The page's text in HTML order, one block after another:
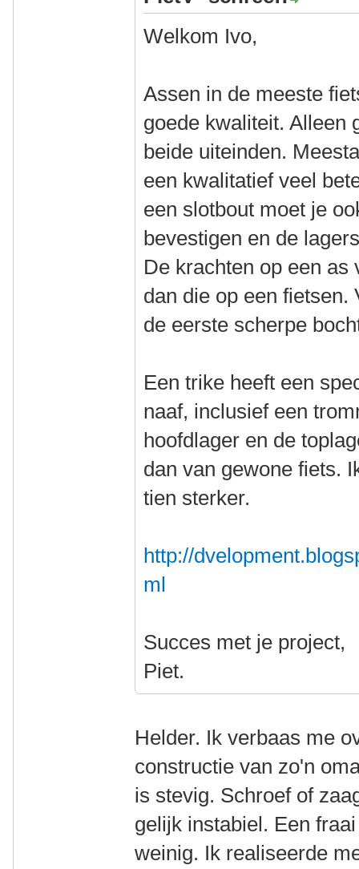
Welkom Ivo,
Assen in de meeste
goede kwaliteit. Alleen
beide uiteinden.
een kwalitatief veel
een slotbout moet je
bevestigen en de
De krachten op een
dan die op een
de eerste scherpe
Een trike heeft een
naaf, inclusief een
hoofdlager en de
dan van gewone fiets.
tien sterker.
http://
ml
Succes met je project,
Piet.
Helder. Ik verbaas me
constructie van zo'n
is stevig. Schroef of
gelijk instabiel. Een
weinig. Ik realiseerde